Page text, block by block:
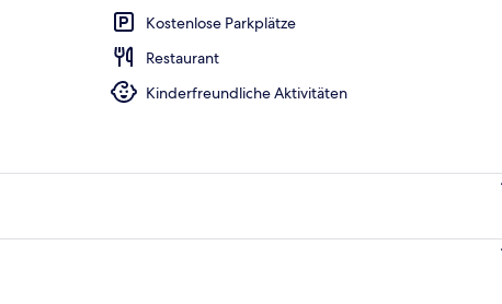
1 Schlafzimmer, Zimmersafe, Bettwäsche
Kostenlose Parkplätze
Restaurant
Kinderfreundliche Aktivitäten